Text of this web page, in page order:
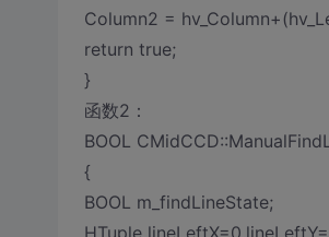
Column2 =
return true;
}
函数2：
BOOL
{
BOOL m_findLineState;
HTuple